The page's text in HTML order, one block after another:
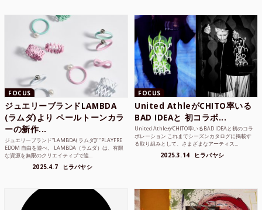
FOCUS
ジュエリーブランドLAMBDA
(ラムダ)より ペールトーンカラ
ーの新作...
ジュエリーブランド“LAMBDA( ラムダ))” “PLAYFRE
EDOM 自由を遊べ。 LAMBDA（ラムダ）は、有限
な資源を無限のクリエイティブで追...
2025.4.7 ヒラバヤシ
FOCUS
United AthleがCHITO率いる
BAD IDEAと 初コラボ...
United AthleがCHITO率いるBAD IDEAと初のコラ
ボレーション これまでシーズンカタログに掲載す
る取り組みとして、さまざまなアーティス...
2025.3.14 ヒラバヤシ